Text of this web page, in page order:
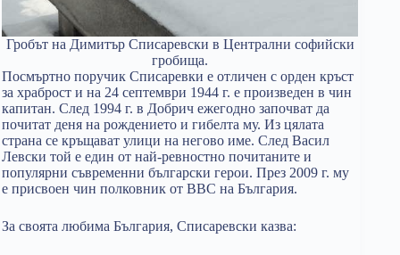
Гробът на Димитър Списаревски в Централни софийски
гробища.
Посмъртно поручик Списаревки е отличен с орден кръст
за храброст и на 24 септември 1944 г. е произведен в чин
капитан. След 1994 г. в Добрич ежегодно започват да
почитат деня на рождението и гибелта му. Из цялата
страна се кръщават улици на негово име. След Васил
Левски той е един от най-ревностно почитаните и
популярни съвременни български герои. През 2009 г. му
е присвоен чин полковник от ВВС на България.
За своята любима България, Списаревски казва: